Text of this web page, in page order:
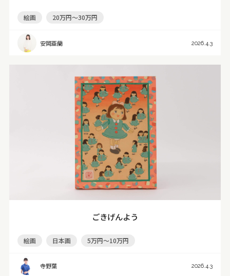
絵画 20万円～30万円
安岡亜蘭 2026.4.3
ごきげんよう
絵画 日本画 5万円～10万円
寺野葉 2026.4.3